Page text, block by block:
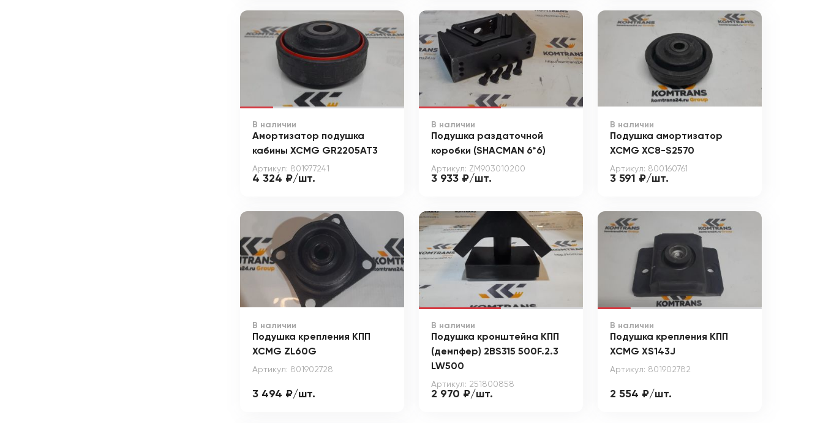
В наличии
Амортизатор подушка
кабины XCMG GR2205AT3
Артикул: 801977241
4 324 ₽/шт.
В наличии
Подушка раздаточной
коробки (SHACMAN 6*6)
Артикул: ZM903010200
3 933 ₽/шт.
В наличии
Подушка амортизатор
XCMG XC8-S2570
Артикул: 800160761
3 591 ₽/шт.
В наличии
Подушка крепления КПП
XCMG ZL60G
Артикул: 801902728
3 494 ₽/шт.
В наличии
Подушка кронштейна КПП
(демпфер) 2BS315 500F.2.3
LW500
Артикул: 251800858
2 970 ₽/шт.
В наличии
Подушка крепления КПП
XCMG XS143J
Артикул: 801902782
2 554 ₽/шт.